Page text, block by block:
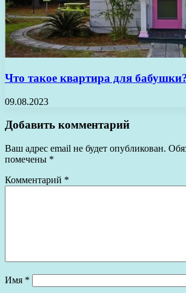
Что такое квартира для
09.08.2023
Добавить комментарий
Ваш адрес email не будет опубликован.
помечены *
Комментарий *
Имя *